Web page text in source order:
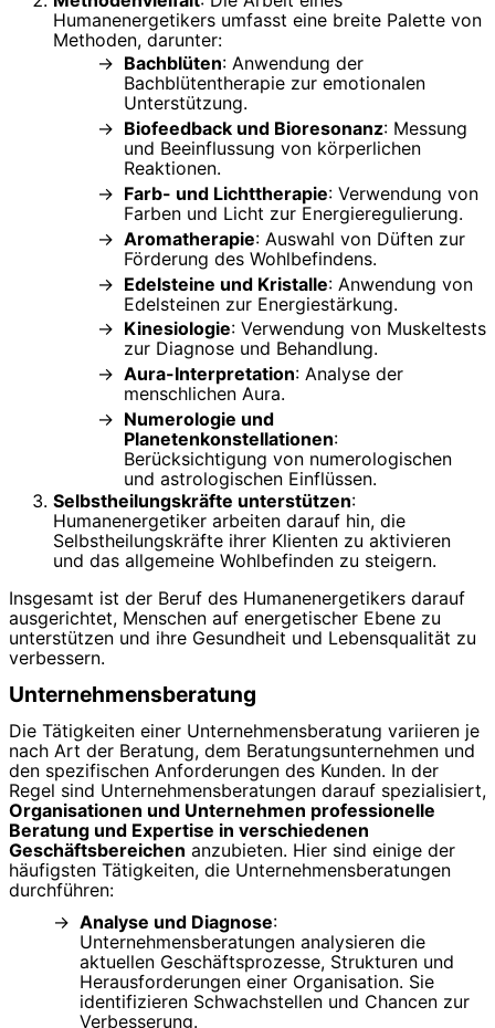
Humanenergetikers umfasst eine breite Palette von
Methoden, darunter:
Bachblüten: Anwendung der
Bachblütentherapie zur emotionalen
Unterstützung.
Biofeedback und Bioresonanz: Messung
und Beeinflussung von körperlichen
Reaktionen.
Farb- und Lichttherapie: Verwendung von
Farben und Licht zur Energieregulierung.
Aromatherapie: Auswahl von Düften zur
Förderung des Wohlbefindens.
Edelsteine und Kristalle: Anwendung von
Edelsteinen zur Energiestärkung.
Kinesiologie: Verwendung von Muskeltests
zur Diagnose und Behandlung.
Aura-Interpretation: Analyse der
menschlichen Aura.
Numerologie und
Planetenkonstellationen:
Berücksichtigung von numerologischen
und astrologischen Einflüssen.
Selbstheilungskräfte unterstützen:
Humanenergetiker arbeiten darauf hin, die
Selbstheilungskräfte ihrer Klienten zu aktivieren
und das allgemeine Wohlbefinden zu steigern.
Insgesamt ist der Beruf des Humanenergetikers darauf
ausgerichtet, Menschen auf energetischer Ebene zu
unterstützen und ihre Gesundheit und Lebensqualität zu
verbessern.
Unternehmensberatung
Die Tätigkeiten einer Unternehmensberatung variieren je
nach Art der Beratung, dem Beratungsunternehmen und
den spezifischen Anforderungen des Kunden. In der
Regel sind Unternehmensberatungen darauf spezialisiert,
Organisationen und Unternehmen professionelle
Beratung und Expertise in verschiedenen
Geschäftsbereichen anzubieten. Hier sind einige der
häufigsten Tätigkeiten, die Unternehmensberatungen
durchführen:
Analyse und Diagnose:
Unternehmensberatungen analysieren die
aktuellen Geschäftsprozesse, Strukturen und
Herausforderungen einer Organisation. Sie
identifizieren Schwachstellen und Chancen zur
Verbesserung.